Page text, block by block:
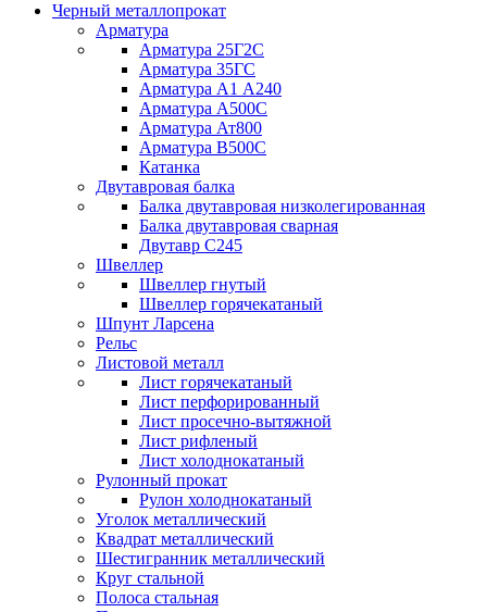
Черный металлопрокат
Арматура
Арматура 25Г2С
Арматура 35ГС
Арматура А1 А240
Арматура А500С
Арматура Ат800
Арматура В500С
Катанка
Двутавровая балка
Балка двутавровая низколегированная
Балка двутавровая сварная
Двутавр С245
Швеллер
Швеллер гнутый
Швеллер горячекатаный
Шпунт Ларсена
Рельс
Листовой металл
Лист горячекатаный
Лист перфорированный
Лист просечно-вытяжной
Лист рифленый
Лист холоднокатаный
Рулонный прокат
Рулон холоднокатаный
Уголок металлический
Квадрат металлический
Шестигранник металлический
Круг стальной
Полоса стальная